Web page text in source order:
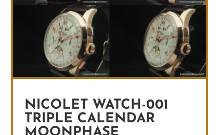
NICOLET WATCH-001
TRIPLE CALENDAR